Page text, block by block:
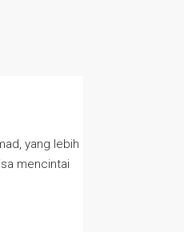
yang lebih
mencintai